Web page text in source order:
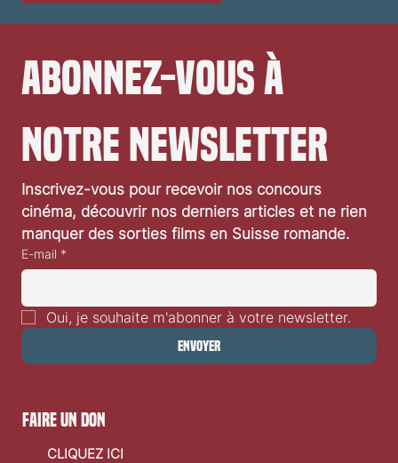
Abonnez-vous à
notre newsletter
Inscrivez-vous pour recevoir nos concours
cinéma, découvrir nos derniers articles et ne rien
manquer des sorties films en Suisse romande.
E-mail *
Oui, je souhaite m'abonner à votre newsletter.
Envoyer
faire un don
CLIQUEZ ICI